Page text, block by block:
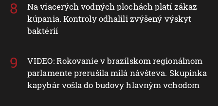
Na viacerých vodných plochách platí zákaz
kúpania. Kontroly odhalili zvýšený výskyt
baktérií
VIDEO: Rokovanie v brazílskom regionálnom
parlamente prerušila milá návšteva. Skupinka
kapybár vošla do budovy hlavným vchodom